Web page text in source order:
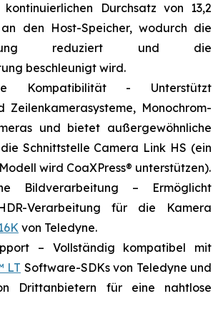
Durchsatz von 13,2
den Host-Speicher, wodurch die
reduziert und die
beschleunigt wird.
Kompatibilität - Unterstützt
Zeilenkamerasysteme, Monochrom-
und bietet außergewöhnliche
Schnittstelle Camera Link HS (ein
wird CoaXPress® unterstützen).
Bildverarbeitung – Ermöglicht
Verarbeitung für die Kamera
von Teledyne.
– Vollständig kompatibel mit
LT Software-SDKs von Teledyne und
Drittanbietern für eine nahtlose